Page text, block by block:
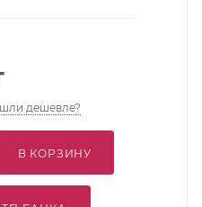
дешевле?
В КОРЗИНУ